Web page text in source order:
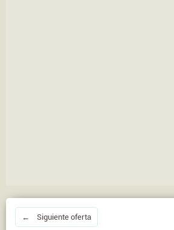
← Siguiente oferta